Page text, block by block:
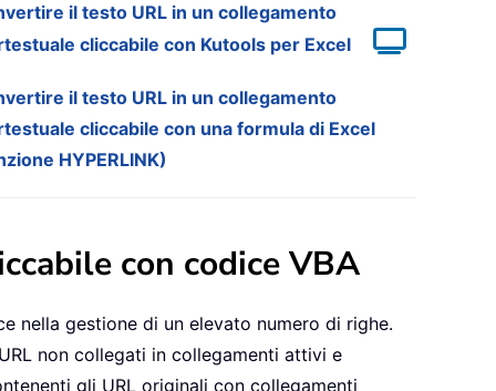
il testo URL in un collegamento
cliccabile con Kutools per Excel
il testo URL in un collegamento
cliccabile con una formula di Excel
HYPERLINK)
con codice VBA
nella gestione di un elevato numero di righe.
non collegati in collegamenti attivi e
gli URL originali con collegamenti